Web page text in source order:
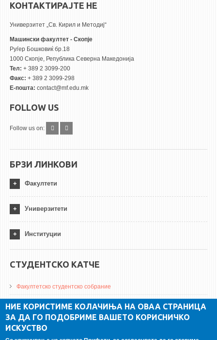
КОНТАКТИРАЈТЕ НЕ
Универзитет „Св. Кирил и Методиј“
Машински факултет - Скопје
Руѓер Бошковиќ бр.18
1000 Скопје, Република Северна Македонија
Тел: + 389 2 3099-200
Факс: + 389 2 3099-298
Е-пошта: contact@mf.edu.mk
FOLLOW US
Follow us on:
БРЗИ ЛИНКОВИ
Факултети
Универзитети
Институции
СТУДЕНТСКО КАТЧЕ
Факултетско студентско собрание
ДА Винчи магазин
Алумни асоцијација
НИЕ КОРИСТИМЕ КОЛАЧИЊА НА ОВАА СТРАНИЦА
ЗА ДА ГО ПОДОБРИМЕ ВАШЕТО КОРИСНИЧКО
ИСКУСТВО